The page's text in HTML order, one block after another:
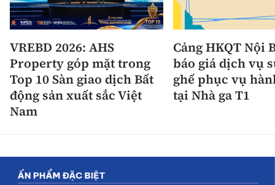
VREBD 2026: AHS
Property góp mặt trong
Top 10 Sàn giao dịch Bất
động sản xuất sắc Việt
Nam
Cảng HKQT Nội
báo giá dịch vụ
ghế phục vụ
tại Nhà ga T1